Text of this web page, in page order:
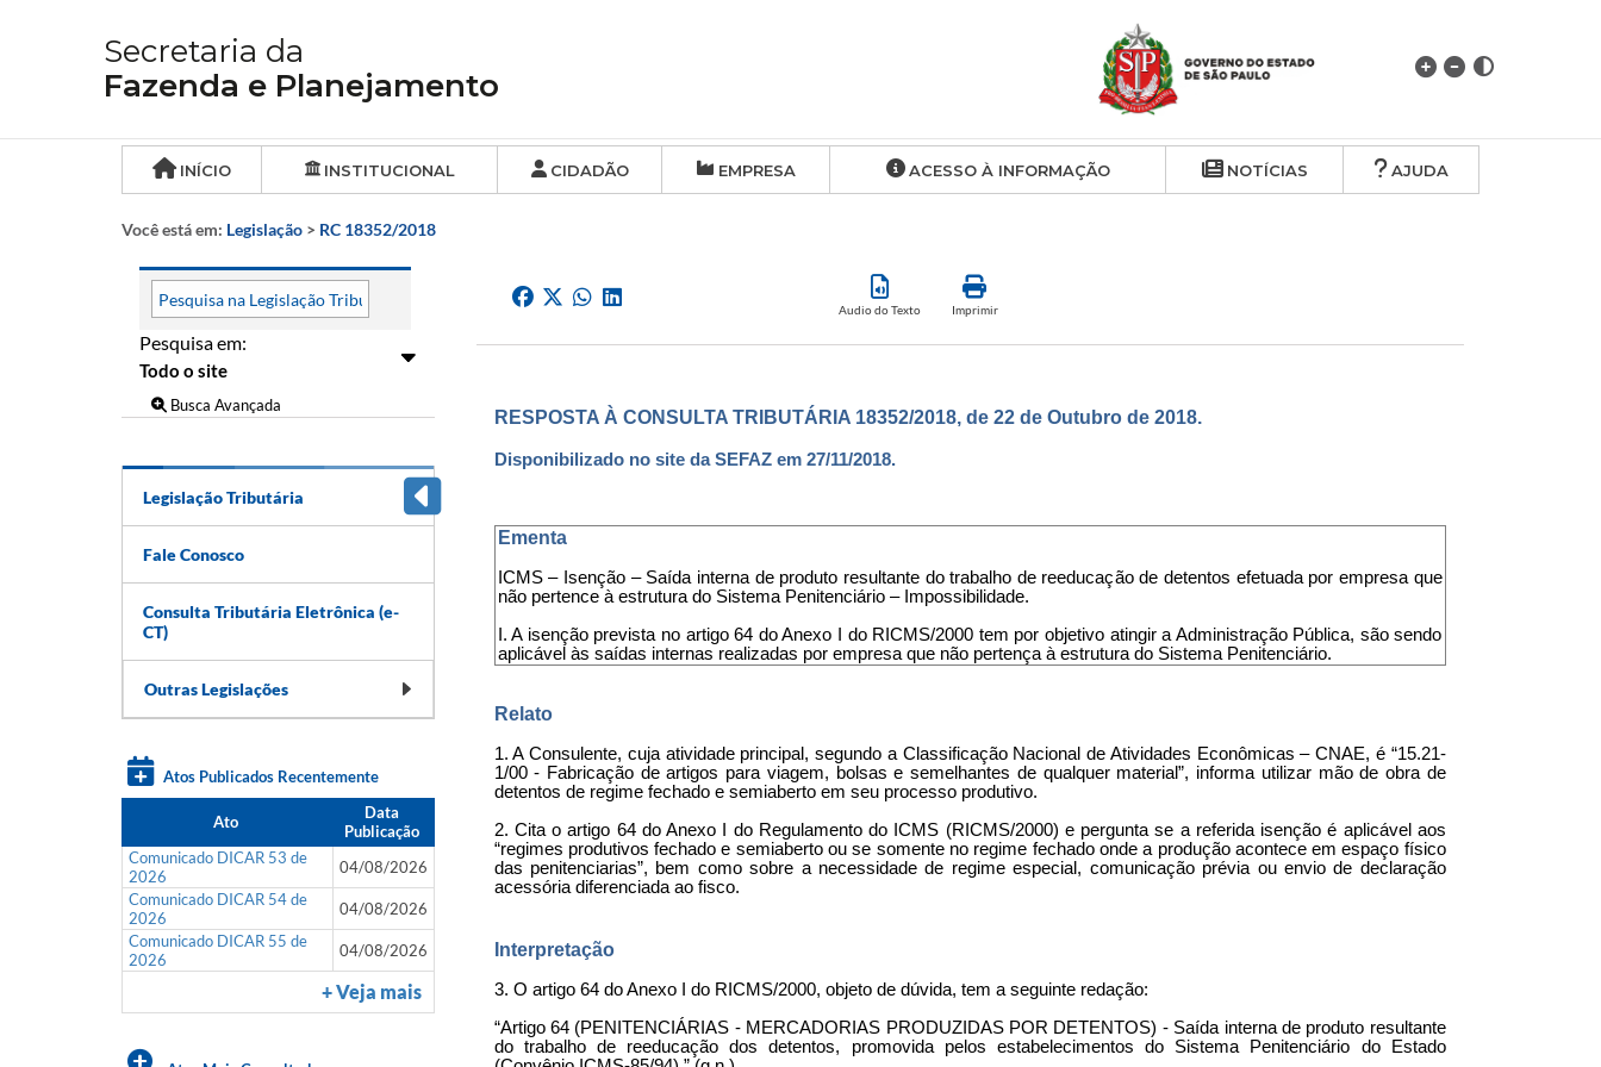
Secretaria da
Fazenda e Planejamento
INÍCIO INSTITUCIONAL CIDADÃO EMPRESA ACESSO À INFORMAÇÃO NOTÍCIAS AJUDA
Você está em: Legislação > RC 18352/2018
Pesquisa em:
Busca Avançada
Legislação Tributária
Fale Conosco
Consulta Tributária Eletrônica (e-
CT)
Outras Legislações
Atos Publicados Recentemente
Ato
Data
Publicação
Comunicado DICAR 53 de
2026
04/08/2026
Comunicado DICAR 54 de
2026
04/08/2026
Comunicado DICAR 55 de
2026
04/08/2026
+ Veja mais
Audio do Texto Imprimir
RESPOSTA À CONSULTA TRIBUTÁRIA 18352/2018, de 22 de Outubro de 2018.
Disponibilizado no site da SEFAZ em 27/11/2018.
Ementa
ICMS – Isenção – Saída interna de produto resultante do trabalho de reeducação de detentos efetuada por empresa que
não pertence à estrutura do Sistema Penitenciário – Impossibilidade.
I. A isenção prevista no artigo 64 do Anexo I do RICMS/2000 tem por objetivo atingir a Administração Pública, são sendo
aplicável às saídas internas realizadas por empresa que não pertença à estrutura do Sistema Penitenciário.
Relato
1. A Consulente, cuja atividade principal, segundo a Classificação Nacional de Atividades Econômicas – CNAE, é “15.21-
1/00 - Fabricação de artigos para viagem, bolsas e semelhantes de qualquer material”, informa utilizar mão de obra de
detentos de regime fechado e semiaberto em seu processo produtivo.
2. Cita o artigo 64 do Anexo I do Regulamento do ICMS (RICMS/2000) e pergunta se a referida isenção é aplicável aos
“regimes produtivos fechado e semiaberto ou se somente no regime fechado onde a produção acontece em espaço físico
das penitenciarias”, bem como sobre a necessidade de regime especial, comunicação prévia ou envio de declaração
acessória diferenciada ao fisco.
Interpretação
3. O artigo 64 do Anexo I do RICMS/2000, objeto de dúvida, tem a seguinte redação:
“Artigo 64 (PENITENCIÁRIAS - MERCADORIAS PRODUZIDAS POR DETENTOS) - Saída interna de produto resultante
do trabalho de reeducação dos detentos, promovida pelos estabelecimentos do Sistema Penitenciário do Estado